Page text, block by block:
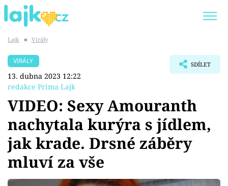
SHOPAHOLICADEL
Témata
Showbyznys
Youtubeři
Lajk ■ Virály
VIRÁLY
13. dubna 2023 12:22
redakce Prima Lajk
SDÍLET
VIDEO: Sexy Amouranth
nachytala kurýra s jídlem,
jak krade. Drsné záběry
mluví za vše